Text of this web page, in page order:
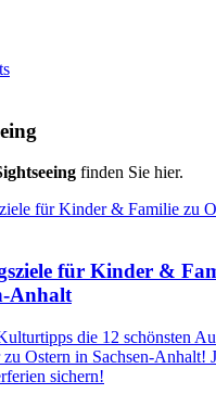
finden Sie hier.
für Kinder &
Anhalt
die 12 schönsten
Ostern in Sachsen-Anhalt!
sichern!